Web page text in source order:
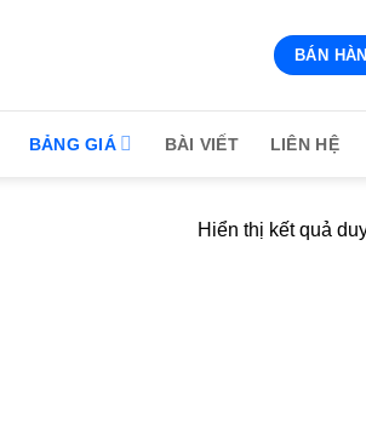
BÁN
BẢNG GIÁ BÀI VIẾT LIÊN HỆ
Hiển thị kết quả